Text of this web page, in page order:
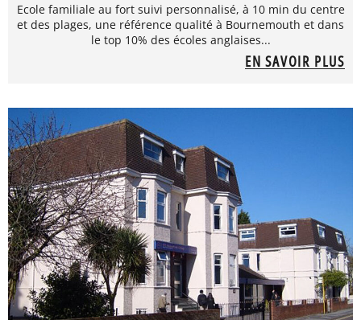
Ecole familiale au fort suivi personnalisé, à 10 min du centre
et des plages, une référence qualité à Bournemouth et dans
le top 10% des écoles anglaises...
EN SAVOIR PLUS